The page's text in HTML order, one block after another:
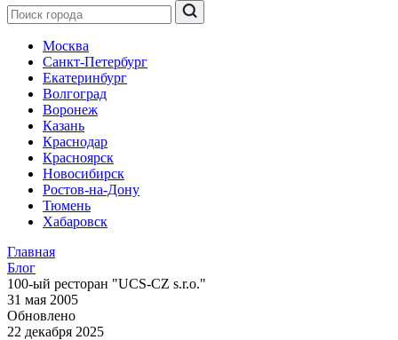
Москва
Санкт-Петербург
Екатеринбург
Волгоград
Воронеж
Казань
Краснодар
Красноярск
Новосибирск
Ростов-на-Дону
Тюмень
Хабаровск
Главная
Блог
100-ый ресторан "UCS-CZ s.r.o."
31 мая 2005
Обновлено
22 декабря 2025